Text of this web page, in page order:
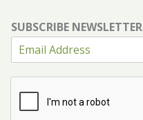
SUBSCRIBE NEWSLETTER